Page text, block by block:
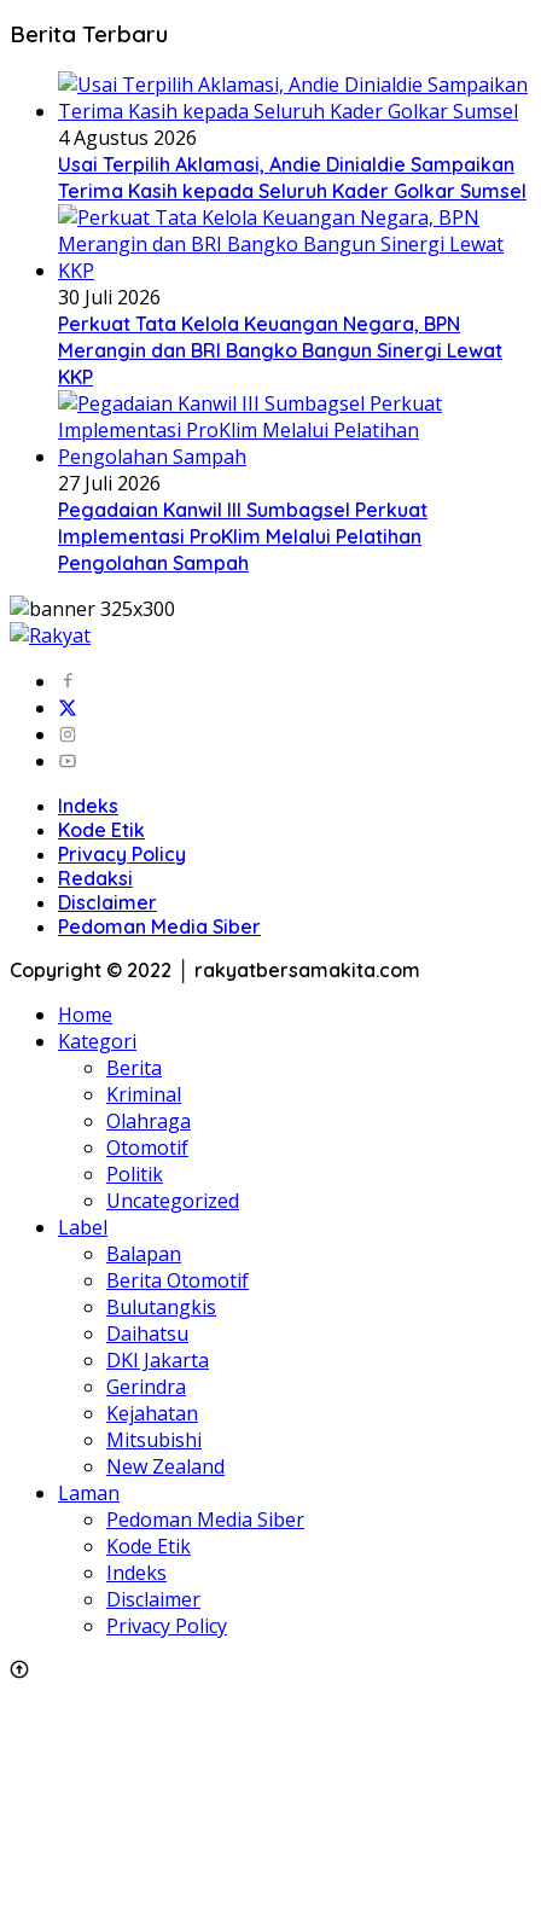
Berita Terbaru
4 Agustus 2026
Usai Terpilih Aklamasi, Andie Dinialdie Sampaikan
Terima Kasih kepada Seluruh Kader Golkar Sumsel
30 Juli 2026
Perkuat Tata Kelola Keuangan Negara, BPN
Merangin dan BRI Bangko Bangun Sinergi Lewat
KKP
27 Juli 2026
Pegadaian Kanwil III Sumbagsel Perkuat
Implementasi ProKlim Melalui Pelatihan
Pengolahan Sampah
Indeks
Kode Etik
Privacy Policy
Redaksi
Disclaimer
Pedoman Media Siber
Copyright © 2022 │ rakyatbersamakita.com
Home
Kategori
Berita
Kriminal
Olahraga
Otomotif
Politik
Uncategorized
Label
Balapan
Berita Otomotif
Bulutangkis
Daihatsu
DKI Jakarta
Gerindra
Kejahatan
Mitsubishi
New Zealand
Laman
Pedoman Media Siber
Kode Etik
Indeks
Disclaimer
Privacy Policy